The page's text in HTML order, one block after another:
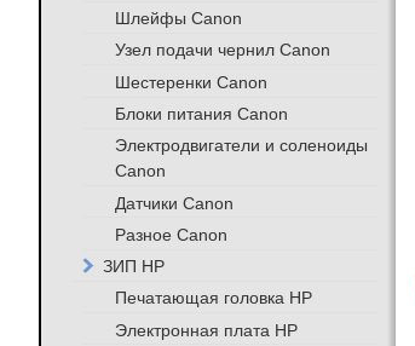
Шлейфы Canon
Узел подачи чернил Canon
Шестеренки Canon
Блоки питания Canon
Электродвигатели и соленоиды
Canon
Датчики Canon
Разное Canon
ЗИП HP
Печатающая головка HP
Электронная плата HP